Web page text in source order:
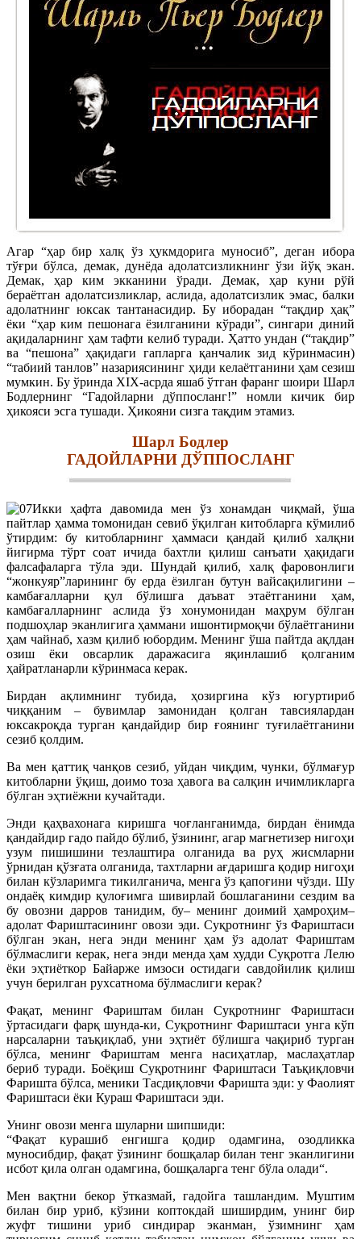
Агар “ҳар бир халқ ўз ҳукмдорига муносиб”, деган ибора
тўғри бўлса, демак, дунёда адолатсизликнинг ўзи йўқ экан.
Демак, ҳар ким экканини ўради. Демак, ҳар куни рўй
бераётган адолатсизликлар, аслида, адолатсизлик эмас, балки
адолатнинг юксак тантанасидир. Бу иборадан “тақдир ҳақ”
ёки “ҳар ким пешонага ёзилганини кўради”, сингари диний
ақидаларнинг ҳам тафти келиб туради. Ҳатто ундан (“тақдир”
ва “пешона” ҳақидаги гапларга қанчалик зид кўринмасин)
“табиий танлов” назариясининг ҳиди келаётганини ҳам сезиш
мумкин. Бу ўринда XIX-асрда яшаб ўтган фаранг шоири Шарл
Бодлернинг “Гадойларни дўппосланг!” номли кичик бир
ҳикояси эсга тушади. Ҳикояни сизга тақдим этамиз.
Шарл Бодлер
ГАДОЙЛАРНИ ДЎППОСЛАНГ
Икки ҳафта давомида мен ўз хонамдан чиқмай, ўша
пайтлар ҳамма томонидан севиб ўқилган китобларга кўмилиб
ўтирдим: бу китобларнинг ҳаммаси қандай қилиб халқни
йигирма тўрт соат ичида бахтли қилиш санъати ҳақидаги
фалсафаларга тўла эди. Шундай қилиб, халқ фаровонлиги
“жонкуяр”ларининг бу ерда ёзилган бутун вайсақилигини –
камбағалларни қул бўлишга даъват этаётганини ҳам,
камбағалларнинг аслида ўз хонумонидан маҳрум бўлган
подшоҳлар эканлигига ҳаммани ишонтирмоқчи бўлаётганини
ҳам чайнаб, хазм қилиб юбордим. Менинг ўша пайтда ақлдан
озиш ёки овсарлик даражасига яқинлашиб қолганим
ҳайратланарли кўринмаса керак.
Бирдан ақлимнинг тубида, ҳозиргина кўз югуртириб
чиққаним – бувимлар замонидан қолган тавсиялардан
юксакроқда турган қандайдир бир ғоянинг туғилаётганини
сезиб қолдим.
Ва мен қаттиқ чанқов сезиб, уйдан чиқдим, чунки, бўлмағур
китобларни ўқиш, доимо тоза ҳавога ва салқин ичимликларга
бўлган эҳтиёжни кучайтади.
Энди қаҳвахонага киришга чоғланганимда, бирдан ёнимда
қандайдир гадо пайдо бўлиб, ўзининг, агар магнетизер нигоҳи
узум пишишини тезлаштира олганида ва руҳ жисмларни
ўрнидан қўзғата олганида, тахтларни ағдаришга қодир нигоҳи
билан кўзларимга тикилганича, менга ўз қапоғини чўзди. Шу
ондаёқ кимдир қулоғимга шивирлай бошлаганини сездим ва
бу овозни дарров танидим, бу– менинг доимий ҳамроҳим–
адолат Фариштасининг овози эди. Суқротнинг ўз Фариштаси
бўлган экан, нега энди менинг ҳам ўз адолат Фариштам
бўлмаслиги керак, нега энди менда ҳам худди Суқротга Лелю
ёки эҳтиёткор Байарже имзоси остидаги савдойилик қилиш
учун берилган рухсатнома бўлмаслиги керак?
Фақат, менинг Фариштам билан Суқротнинг Фариштаси
ўртасидаги фарқ шунда-ки, Суқротнинг Фариштаси унга кўп
нарсаларни таъқиқлаб, уни эҳтиёт бўлишга чақириб турган
бўлса, менинг Фариштам менга насиҳатлар, маслаҳатлар
бериб туради. Боёқиш Суқротнинг Фариштаси Таъқиқловчи
Фаришта бўлса, меники Тасдиқловчи Фаришта эди: у Фаолият
Фариштаси ёки Кураш Фариштаси эди.
Унинг овози менга шуларни шипшиди:
“Фақат курашиб енгишга қодир одамгина, озодликка
муносибдир, фақат ўзининг бошқалар билан тенг эканлигини
исбот қила олган одамгина, бошқаларга тенг бўла олади“.
Мен вақтни бекор ўтказмай, гадойга ташландим. Муштим
билан бир уриб, кўзини коптокдай шиширдим, унинг бир
жуфт тишини уриб синдирар эканман, ўзимнинг ҳам